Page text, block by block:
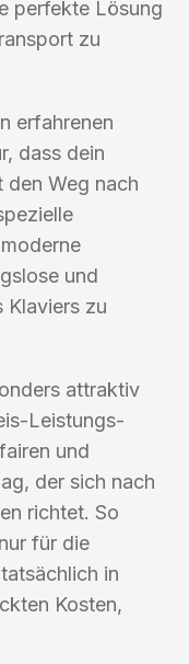
perfekte Lösung
zu
erfahrenen
dass dein
den Weg nach
und
Klaviers zu
attraktiv
Leistungs-
und
der sich nach
richtet. So
für die
in
Kosten,